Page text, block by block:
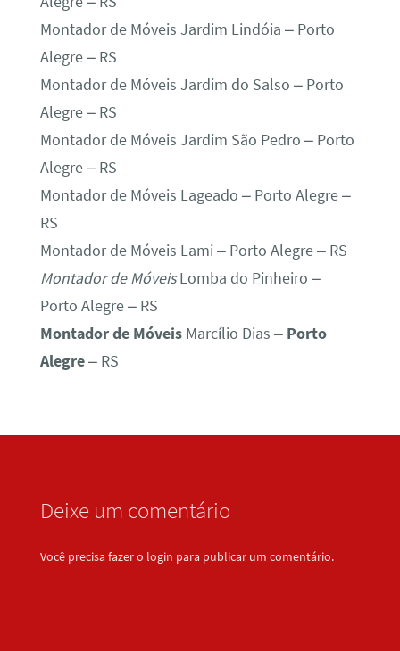
Montador de Móveis Jardim Lindóia – Porto
Alegre – RS
Montador de Móveis Jardim do Salso – Porto
Alegre – RS
Montador de Móveis Jardim São Pedro – Porto
Alegre – RS
Montador de Móveis Lageado – Porto Alegre –
RS
Montador de Móveis Lami – Porto Alegre – RS
Montador de MóveisLomba do Pinheiro –
Porto Alegre – RS
Montador de MóveisMarcílio Dias – Porto
Alegre– RS
Deixe um comentário
Você precisa fazer o login para publicar um comentário.